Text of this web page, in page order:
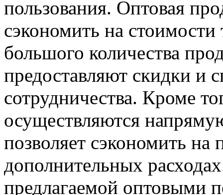
пользования. Оптовая
сэкономить на стоимости
большого количества
предоставляют скидки и
сотрудничества. Кроме
осуществляются
позволяет сэкономить
дополнительных
предлагаемой оптовыми